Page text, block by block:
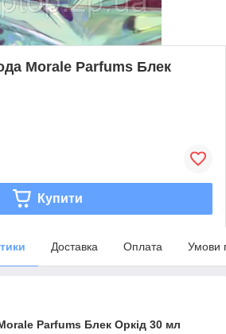
Morale Parfums Блек
Купити
Доставка Оплата Умови
Parfums Блек Оркід 30 мл